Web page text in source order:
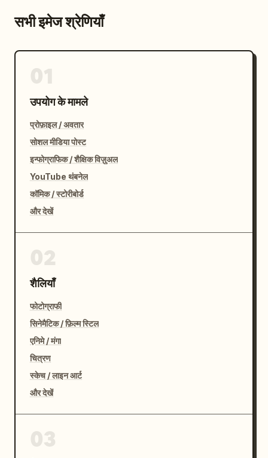
सभी इमेज श्रेणियाँ
उपयोग के मामले
प्रोफ़ाइल / अवतार
सोशल मीडिया पोस्ट
इन्फोग्राफिक / शैक्षिक विज़ुअल
YouTube थंबनेल
कॉमिक / स्टोरीबोर्ड
और देखें
शैलियाँ
फोटोग्राफी
सिनेमैटिक / फ़िल्म स्टिल
एनिमे / मंगा
चित्रण
स्केच / लाइन आर्ट
और देखें